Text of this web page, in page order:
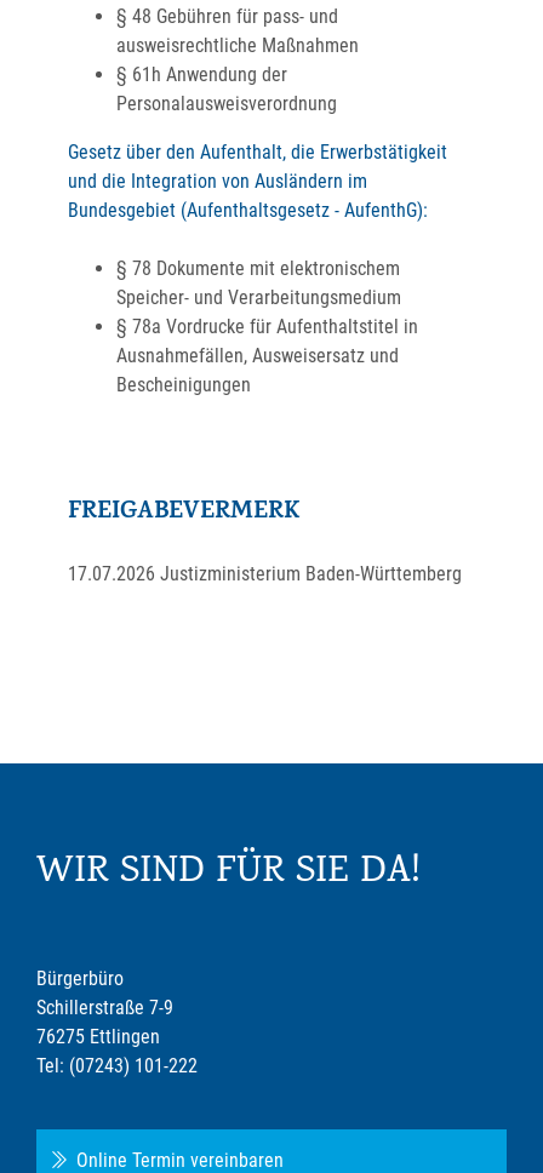
§ 48 Gebühren für pass- und
ausweisrechtliche Maßnahmen
§ 61h Anwendung der
Personalausweisverordnung
Gesetz über den Aufenthalt, die Erwerbstätigkeit
und die Integration von Ausländern im
Bundesgebiet (Aufenthaltsgesetz - AufenthG):
§ 78 Dokumente mit elektronischem
Speicher- und Verarbeitungsmedium
§ 78a Vordrucke für Aufenthaltstitel in
Ausnahmefällen, Ausweisersatz und
Bescheinigungen
FREIGABEVERMERK
17.07.2026 Justizministerium Baden-Württemberg
WIR SIND FÜR SIE DA!
Bürgerbüro
Schillerstraße 7-9
76275 Ettlingen
Tel: (07243) 101-222
Online Termin vereinbaren